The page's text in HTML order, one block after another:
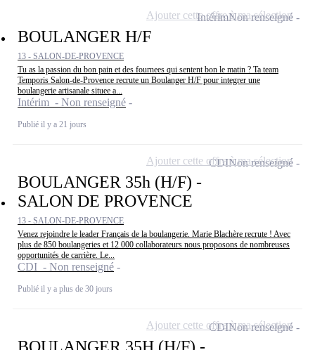
BOULANGER H/F
13 - SALON-DE-PROVENCE
Tu as la passion du bon pain et des fournees qui sentent bon le matin ? Ta team
Temporis Salon-de-Provence recrute un Boulanger H/F pour integrer une
boulangerie artisanale situee a...
Intérim - Non renseigné
Publié il y a 21 jours
IntérimNon renseigné
Ajouter cette offre à ma sélection
BOULANGER 35h (H/F) -
SALON DE PROVENCE
13 - SALON-DE-PROVENCE
Venez rejoindre le leader Français de la boulangerie. Marie Blachère recrute ! Avec
plus de 850 boulangeries et 12 000 collaborateurs nous proposons de nombreuses
opportunités de carrière. Le...
CDI - Non renseigné
Publié il y a plus de 30 jours
CDINon renseigné
Ajouter cette offre à ma sélection
CDINon renseigné
Ajouter cette offre à ma sélection